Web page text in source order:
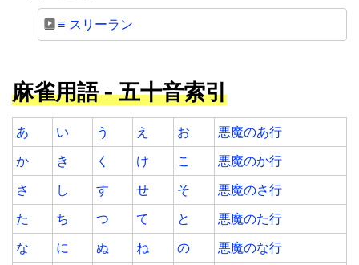
≡ スリーラン
麻雀用語 - 五十音索引
あ い う え お
悪魔のあ行
か
き く け こ
悪魔のか行
さ
し す せ そ
悪魔のさ行
た
ち つ て と
悪魔のた行
な
に ぬ ね の
悪魔のな行